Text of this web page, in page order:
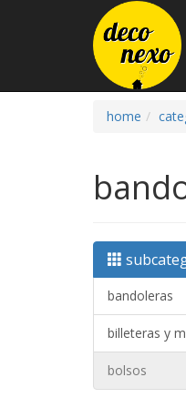
home
bandoleras
billeteras y
bolsos